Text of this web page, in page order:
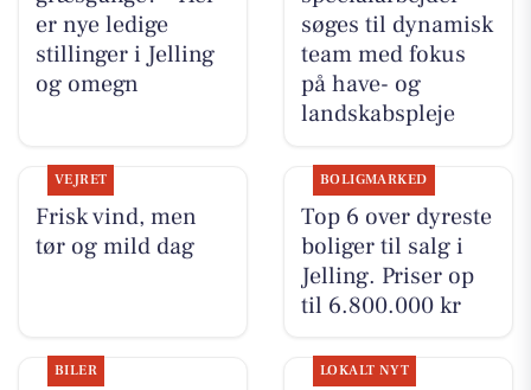
er nye ledige
stillinger i Jelling
og omegn
søges til dynamisk
team med fokus
på have- og
landskabspleje
VEJRET
Frisk vind, men
tør og mild dag
BOLIGMARKED
Top 6 over dyreste
boliger til salg i
Jelling. Priser op
til 6.800.000 kr
BILER LOKALT NYT